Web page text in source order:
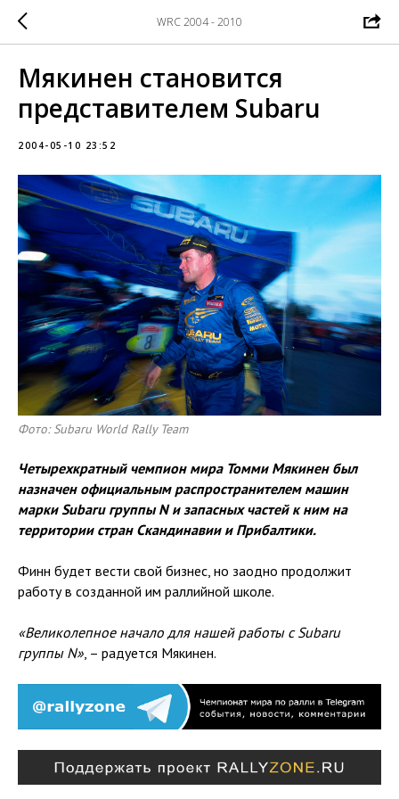
WRC 2004 - 2010
Мякинен становится
представителем Subaru
2004-05-10 23:52
Фото: Subaru World Rally Team
Четырехкратный чемпион мира Томми Мякинен был
назначен официальным распространителем машин
марки Subaru группы N и запасных частей к ним на
территории стран Скандинавии и Прибалтики.
Финн будет вести свой бизнес, но заодно продолжит
работу в созданной им раллийной школе.
«Великолепное начало для нашей работы с Subaru
группы N» , – радуется Мякинен.